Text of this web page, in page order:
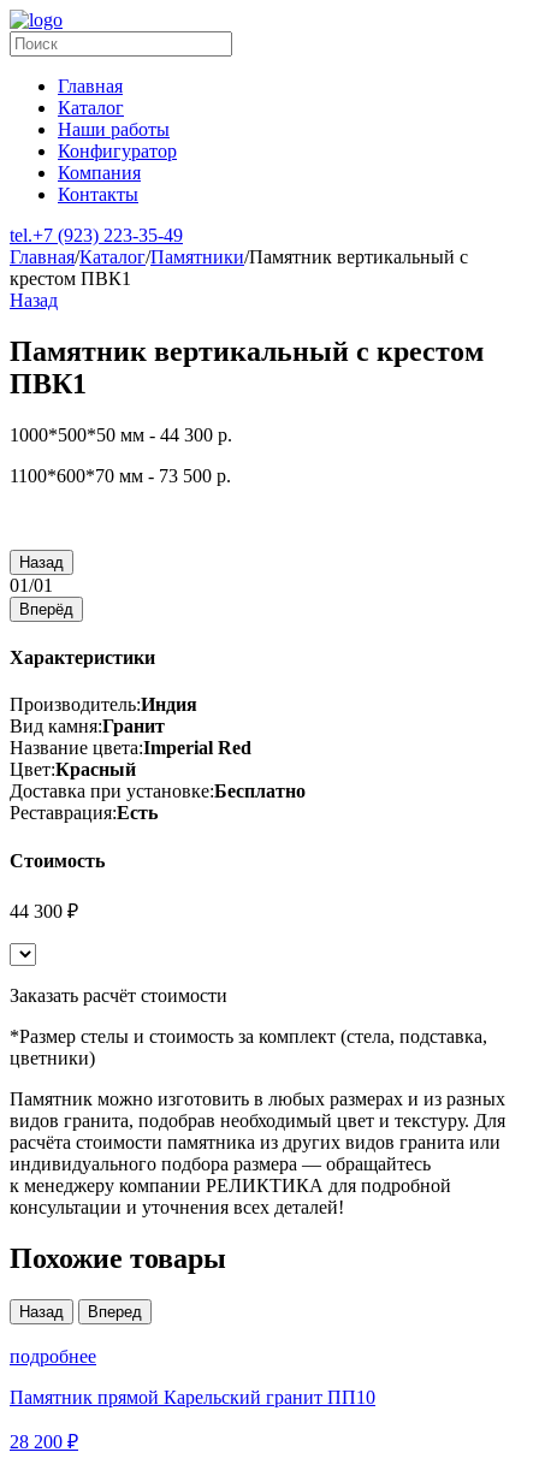
Главная
Каталог
Наши работы
Конфигуратор
Компания
Контакты
tel.+7 (923) 223-35-49
Главная/Каталог/Памятники/Памятник вертикальный с
крестом ПВК1
Назад
Памятник вертикальный с крестом
ПВК1
1000*500*50 мм - 44 300 р.
1100*600*70 мм - 73 500 р.
Назад
01/01
Вперёд
Характеристики
Производитель:Индия
Вид камня:Гранит
Название цвета:Imperial Red
Цвет:Красный
Доставка при установке:Бесплатно
Реставрация:Есть
Стоимость
44 300 ₽
Заказать расчёт стоимости
*Размер стелы и стоимость за комплект (стела, подставка,
цветники)
Памятник можно изготовить в любых размерах и из разных
видов гранита, подобрав необходимый цвет и текстуру. Для
расчёта стоимости памятника из других видов гранита или
индивидуального подбора размера — обращайтесь
к менеджеру компании РЕЛИКТИКА для подробной
консультации и уточнения всех деталей!
Похожие товары
Назад Вперед
подробнее
Памятник прямой Карельский гранит ПП10
28 200 ₽